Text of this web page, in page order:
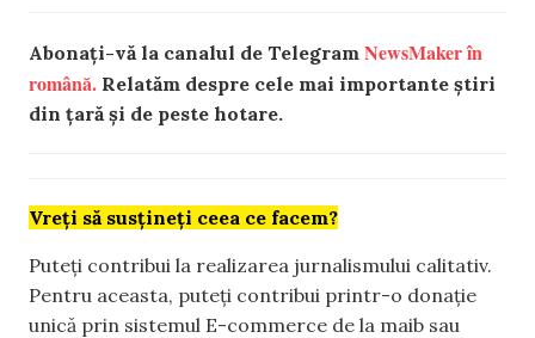
Abonați-vă la canalul de Telegram NewsMaker în
română. Relatăm despre cele mai importante știri
din țară și de peste hotare.
Vreți să susțineți ceea ce facem?
Puteți contribui la realizarea jurnalismului calitativ.
Pentru aceasta, puteți contribui printr-o donație
unică prin sistemul E-commerce de la maib sau